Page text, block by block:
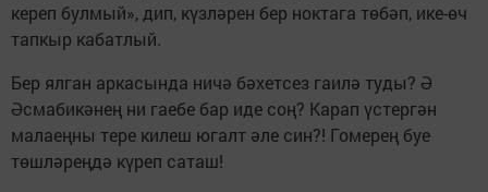
кереп булмый», дип, күзләрен бер ноктага төбәп, ике-өч
тапкыр кабатлый.
Бер ялган аркасында ничә бәхетсез гаилә туды? Ә
Әсмабикәнең ни гаебе бар иде соң? Карап үстергән
малаеңны тере килеш югалт әле син?! Гомерең буе
төшләреңдә күреп саташ!